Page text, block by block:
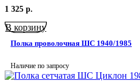
1 325 р.
В корзину
Полка проволочная ШС 1940/1985
Наличие по запросу